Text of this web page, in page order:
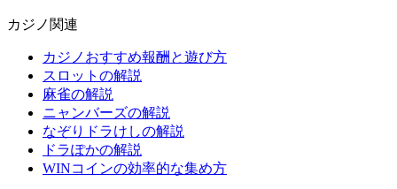
カジノ関連
カジノおすすめ報酬と遊び方
スロットの解説
麻雀の解説
ニャンバーズの解説
なぞりドラけしの解説
ドラぽかの解説
WINコインの効率的な集め方